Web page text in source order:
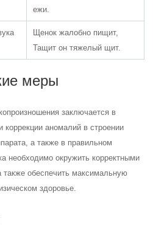
ежи.
Щенок жалобно пищит,
Тащит он тяжелый щит.
меры
заключается в
аномалий в строении
а также в правильном
необходимо окружить корректными
обеспечить максимальную
здоровье.